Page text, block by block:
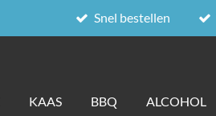
Snel bestellen
KAAS BBQ ALCOHOL